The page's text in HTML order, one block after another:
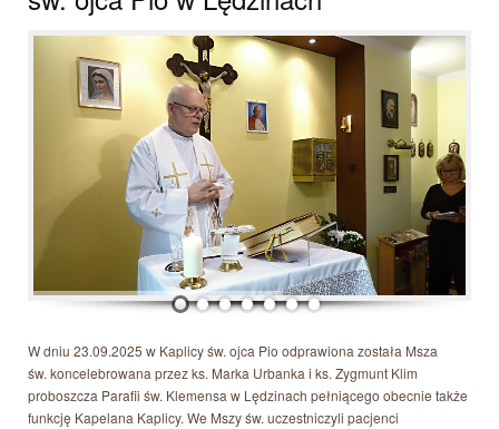
W dniu 23.09.2025 w Kaplicy św. ojca Pio odprawiona została Msza
św. koncelebrowana przez ks. Marka Urbanka i ks. Zygmunt Klim
proboszcza Parafii św. Klemensa w Lędzinach pełniącego obecnie także
funkcję Kapelana Kaplicy. We Mszy św. uczestniczyli pacjenci